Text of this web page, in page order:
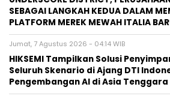
SEBAGAI LANGKAH KEDUA DALAM
PLATFORM MEREK MEWAH ITALIA
Jumat, 7 Agustus 2026 - 04:14 WIB
HIKSEMI Tampilkan Solusi
Seluruh Skenario di Ajang DTI
Pengembangan AI di Asia Tenggara